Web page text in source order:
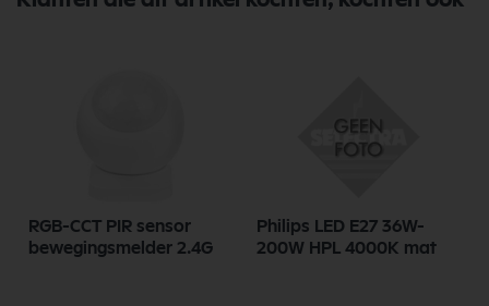
RGB-CCT PIR sensor
bewegingsmelder 2.4G
Philips LED E27 36W-
200W HPL 4000K mat